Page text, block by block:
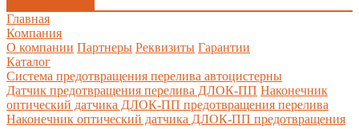
Главная
Компания
О компании Партнеры Реквизиты Гарантии
Каталог
Система предотвращения перелива автоцистерны
Датчик предотвращения перелива ДЛОК-ПП Наконечник
оптический датчика ДЛОК-ПП предотвращения перелива
Наконечник оптический датчика ДЛОК-ПП предотвращения